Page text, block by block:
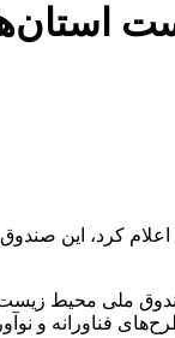
کرد، این
ملی محیط
فناورانه و